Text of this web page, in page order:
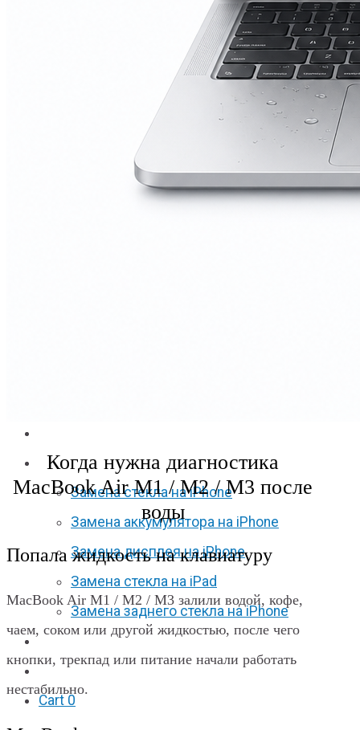
А2251/A2289/A2338)
Macbook Pro Retina
(А1425/A1502/A1398)
Macbook Pro Retina
(А1706/A1707/A1708)
Macbook Pro Retina
(А1989/A1990)
Акции
Замена стекла на iPhone
Замена аккумулятора на iPhone
Замена дисплея на iPhone
Замена стекла на iPad
Замена заднего стекла на iPhone
F.A.Q
Cart 0
Когда нужна диагностика
MacBook Air M1 / M2 / M3 после
воды
Попала жидкость на клавиатуру
MacBook Air M1 / M2 / M3 залили водой, кофе,
чаем, соком или другой жидкостью, после чего
кнопки, трекпад или питание начали работать
нестабильно.